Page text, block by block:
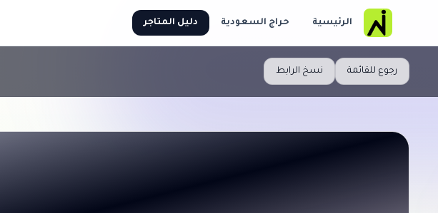
الرئيسية حراج السعودية دليل المتاجر
رجوع للقائمة نسخ الرابط